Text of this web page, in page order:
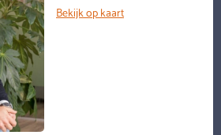
Bekijk op kaart